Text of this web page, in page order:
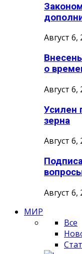
Август 6,
о
Август 6,
Усилен
зерна
Август 6,
Август 6,
МИР
Все